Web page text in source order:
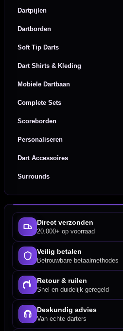
Dartpijlen
Dartborden
Soft Tip Darts
Dart Shirts & Kleding
Mobiele Dartbaan
Complete Sets
Scoreborden
Personaliseren
Dart Accessoires
Surrounds
Direct verzonden
20.000+ op voorraad
Veilig betalen
Betrouwbare betaalmethodes
Retour & ruilen
Snel en duidelijk geregeld
Deskundig advies
Van echte darters